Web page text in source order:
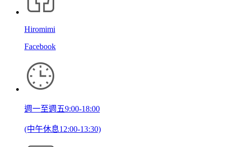
Hiromimi
Facebook
週一至週五9:00-18:00
(中午休息12:00-13:30)